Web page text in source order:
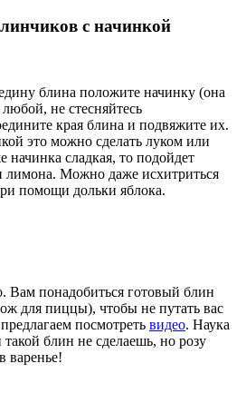
с начинкой
блина положите начинку (она
не стесняйтесь
края блина и подвяжите их.
это можно сделать луком или
сладкая, то подойдет
лимона. Можно даже исхитриться
помощи дольки яблока.
Вам понадобиться готовый блин
для пиццы), чтобы не путать вас
посмотреть видео. Наука
такой блин не сделаешь, но розу
варенье!